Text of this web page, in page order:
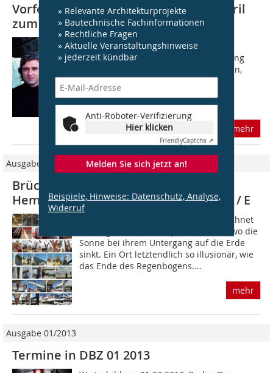
» Relevante Architekturprojekte
» Bautechnische Fachinformationen
» Rechtliche Fragen
» Aktuelle Veranstaltungshinweise
» jederzeit kündbar
Anti-Roboter-Verifizierung
Hier klicken
FriendlyCaptcha ⇗
Melden Sie sich jetzt an!
Beispiele, Hinweise: Datenschutz, Analyse,
Widerruf
Vorfertigung vor Ort Antón García-Abril
zum Thema „Vorgefertigte Bauten“
Vorfertigung vor Ort scheint ein
Widerspruch zu sein. Denn Vorfertigung
heißt ja doch, ein System zu entwickeln,
welches nach einer Bau­anleitung
hergestellt, transportiert und
zusammengebaut...
mehr
Ausgabe 08/2009
Brückenbau zum Horizont Villa
Hemeroscopium in Las Rozas, Madrid / E
In der griechischen Mythologie bezeichnet
der Begriff Hemeroscopium den Ort, wo die
Sonne bei ihrem Untergang auf die Erde
sinkt. Ein Ort letztendlich so illusionär, wie
das Ende des Regenbogens....
mehr
Ausgabe 01/2013
Termine in DBZ 01 2013